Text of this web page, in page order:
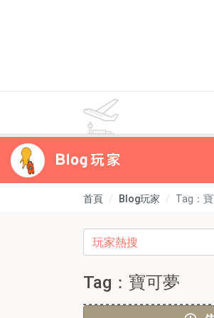
首頁 Blog玩家 Tag：
Tag：寶可夢